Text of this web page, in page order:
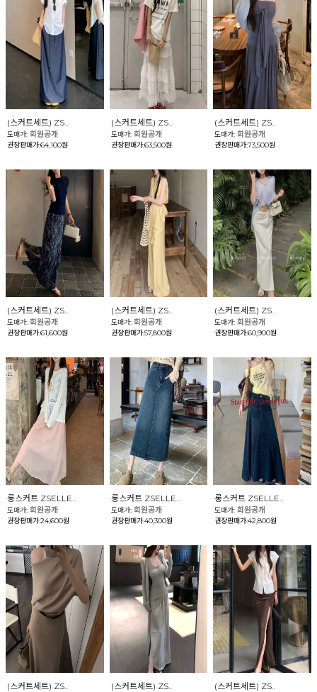
(스커트세트) ZS..
도매가: 회원공개
권장판매가:64,100원
(스커트세트) ZS..
도매가: 회원공개
권장판매가:63,500원
(스커트세트) ZS..
도매가:회원공개
권장판매가:73,500원
(스커트세트) ZS..
도매가: 회원공개
권장판매가:61,600원
(스커트세트) ZS..
도매가: 회원공개
권장판매가:57,800원
(스커트세트) ZS..
도매가:회원공개
권장판매가:60,900원
롱스커트 ZSELLE..
도매가: 회원공개
권장판매가:24,600원
롱스커트 ZSELLE..
도매가: 회원공개
권장판매가:40,300원
롱스커트 ZSELLE..
도매가:회원공개
권장판매가:42,800원
(스커트세트) ZS.. (스커트세트) ZS.. (스커트세트) ZS..